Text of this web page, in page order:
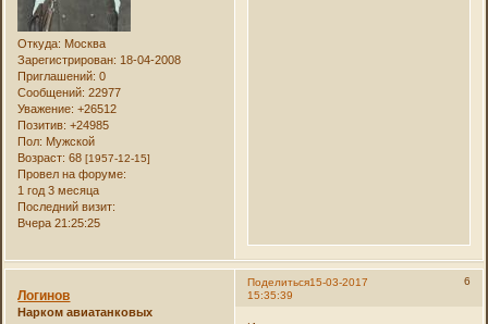
Откуда: Москва
Зарегистрирован: 18-04-2008
Приглашений: 0
Сообщений: 22977
Уважение: +26512
Позитив: +24985
Пол: Мужской
Возраст: 68[1957-12-15]
Провел на форуме:
1 год 3 месяца
Последний визит:
Вчера 21:25:25
Поделиться 6
15-03-2017
15:35:39
Логинов
Нарком авиатанковых